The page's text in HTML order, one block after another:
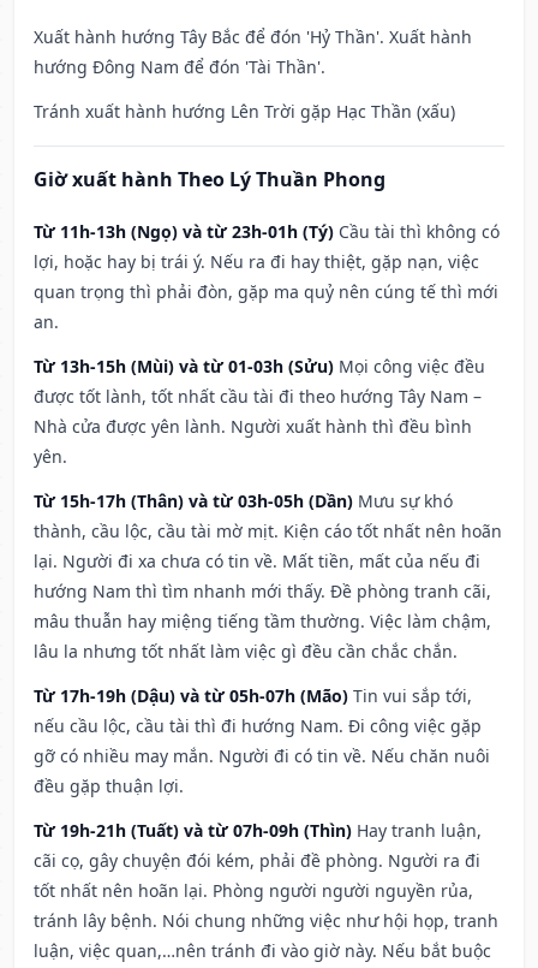
Xuất hành hướng Tây Bắc để đón 'Hỷ Thần'. Xuất hành
hướng Đông Nam để đón 'Tài Thần'.
Tránh xuất hành hướng Lên Trời gặp Hạc Thần (xấu)
Giờ xuất hành Theo Lý Thuần Phong
Từ 11h-13h (Ngọ) và từ 23h-01h (Tý) Cầu tài thì không có
lợi, hoặc hay bị trái ý. Nếu ra đi hay thiệt, gặp nạn, việc
quan trọng thì phải đòn, gặp ma quỷ nên cúng tế thì mới
an.
Từ 13h-15h (Mùi) và từ 01-03h (Sửu) Mọi công việc đều
được tốt lành, tốt nhất cầu tài đi theo hướng Tây Nam –
Nhà cửa được yên lành. Người xuất hành thì đều bình
yên.
Từ 15h-17h (Thân) và từ 03h-05h (Dần) Mưu sự khó
thành, cầu lộc, cầu tài mờ mịt. Kiện cáo tốt nhất nên hoãn
lại. Người đi xa chưa có tin về. Mất tiền, mất của nếu đi
hướng Nam thì tìm nhanh mới thấy. Đề phòng tranh cãi,
mâu thuẫn hay miệng tiếng tầm thường. Việc làm chậm,
lâu la nhưng tốt nhất làm việc gì đều cần chắc chắn.
Từ 17h-19h (Dậu) và từ 05h-07h (Mão) Tin vui sắp tới,
nếu cầu lộc, cầu tài thì đi hướng Nam. Đi công việc gặp
gỡ có nhiều may mắn. Người đi có tin về. Nếu chăn nuôi
đều gặp thuận lợi.
Từ 19h-21h (Tuất) và từ 07h-09h (Thìn) Hay tranh luận,
cãi cọ, gây chuyện đói kém, phải đề phòng. Người ra đi
tốt nhất nên hoãn lại. Phòng người người nguyền rủa,
tránh lây bệnh. Nói chung những việc như hội họp, tranh
luận, việc quan,…nên tránh đi vào giờ này. Nếu bắt buộc